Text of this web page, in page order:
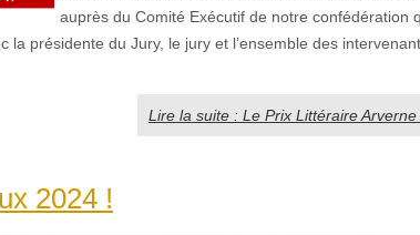
auprès du Comité Exécutif de notre confédération
la présidente du Jury, le jury et l’ensemble des
Lire la suite : Le Prix Littéraire
2024 !